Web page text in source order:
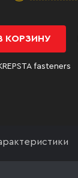
КОРЗИНУ
fasteners